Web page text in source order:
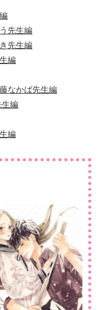
先生編
先生編
編
なかば先生編
生編
編